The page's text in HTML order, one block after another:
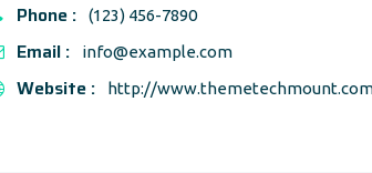
Phone : (123) 456-7890
Email : info@example.com
Website : http://